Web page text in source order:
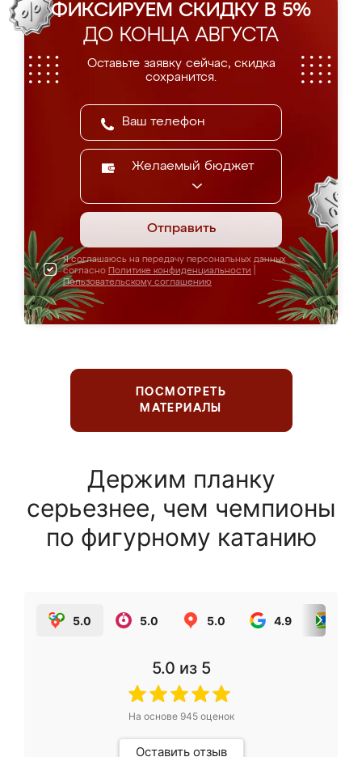
ФИКСИРУЕМ СКИДКУ В 5%
ДО КОНЦА АВГУСТА
Оставьте заявку сейчас, скидка
сохранится.
Желаемый бюджет
Отправить
Я соглашаюсь на передачу персональных данных
согласно Политике конфиденциальности
Пользовательскому соглашению
ПОСМОТРЕТЬ
МАТЕРИАЛЫ
Держим планку
серьезнее, чем чемпионы
по фигурному катанию
5.0 5.0 5.0 4.9
5.0 из 5
На основе 945оценок
Оставить отзыв